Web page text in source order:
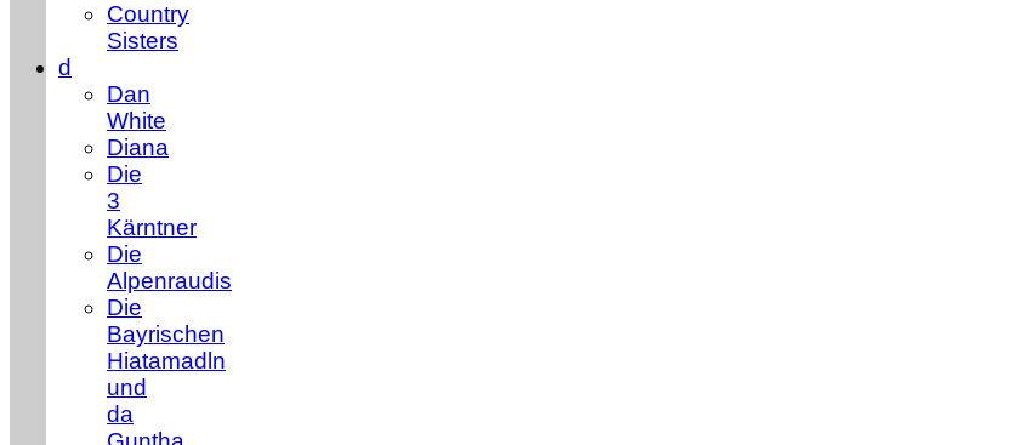
Country
Sisters
d
Dan
White
Diana
Die
3
Kärntner
Die
Alpenraudis
Die
Bayrischen
Hiatamadln
und
da